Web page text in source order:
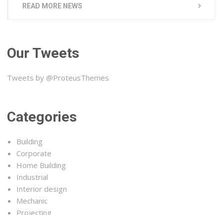
READ MORE NEWS
Our Tweets
Tweets by @ProteusThemes
Categories
Building
Corporate
Home Building
Industrial
Interior design
Mechanic
Projecting